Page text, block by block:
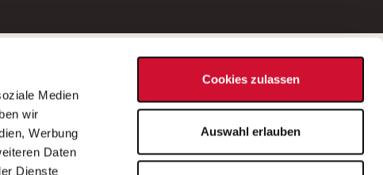
Medien
wir
Werbung
Daten
Dienste
Cookies zulassen
Auswahl erlauben
Bei Fragen zu einer Stellenausschreibung
wenden Sie sich bitte an die*den in der
Stellenausschreibung genannte*n